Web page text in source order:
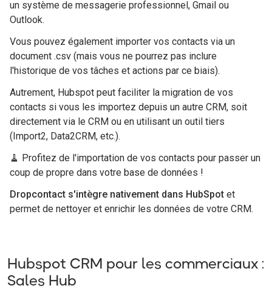
un système de messagerie professionnel, Gmail ou
Outlook.
Vous pouvez également importer vos contacts via un
document .csv (mais vous ne pourrez pas inclure
l'historique de vos tâches et actions par ce biais).
Autrement, Hubspot peut faciliter la migration de vos
contacts si vous les importez depuis un autre CRM, soit
directement via le CRM ou en utilisant un outil tiers
(Import2, Data2CRM, etc.).
🧹 Profitez de l'importation de vos contacts pour passer un
coup de propre dans votre base de données !
Dropcontact s'intègre nativement dans HubSpot et
permet de nettoyer et enrichir les données de votre CRM.
Hubspot CRM pour les commerciaux :
Sales Hub